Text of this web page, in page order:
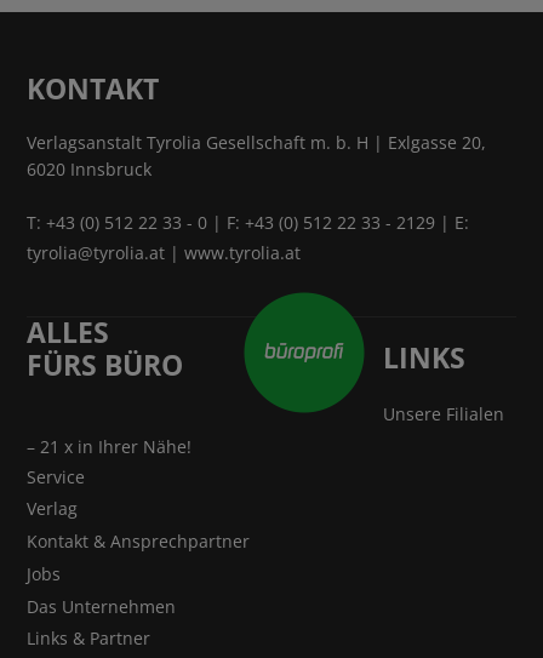
KONTAKT
Verlagsanstalt Tyrolia Gesellschaft m. b. H | Exlgasse 20,
6020 Innsbruck
T:+43 (0) 512 22 33 - 0 | F: +43 (0) 512 22 33 - 2129 | E:
tyrolia@tyrolia.at |www.tyrolia.at
ALLES
FÜRS BÜRO
LINKS
Unsere Filialen
– 21 x in Ihrer Nähe!
Service
Verlag
Kontakt & Ansprechpartner
Jobs
Das Unternehmen
Links & Partner